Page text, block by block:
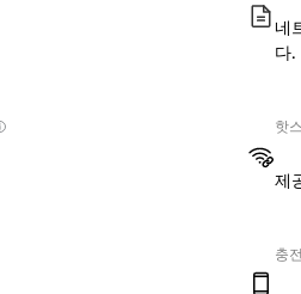
네
다.
핫
제
충전